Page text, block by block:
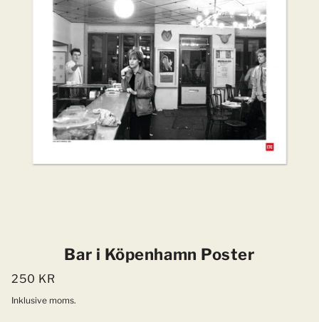
Bar i Köpenhamn Poster
250 KR
Inklusive moms.